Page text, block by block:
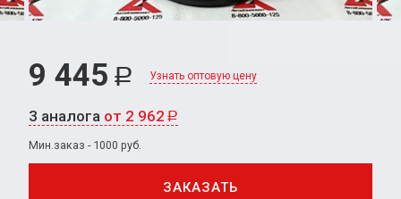
9 445 Р Узнать оптовую цену
3 аналога от 2 962 Р
Мин.заказ - 1000 руб.
ЗАКАЗАТЬ